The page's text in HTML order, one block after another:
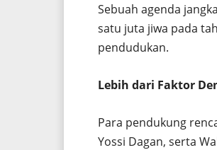
Sebuah agenda
satu juta jiwa pada
pendudukan.
Lebih dari Faktor
Para pendukung
Yossi Dagan, serta